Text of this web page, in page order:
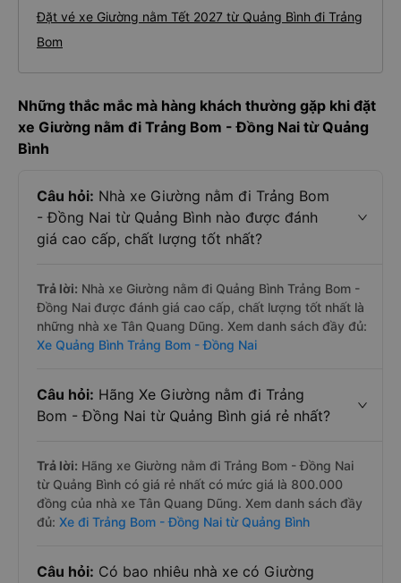
Đặt vé xe Giường nằm Tết 2027 từ Quảng Bình đi Trảng
Bom
Những thắc mắc mà hàng khách thường gặp khi đặt
xe Giường nằm đi Trảng Bom - Đồng Nai từ Quảng
Bình
Câu hỏi: Nhà xe Giường nằm đi Trảng Bom
- Đồng Nai từ Quảng Bình nào được đánh
giá cao cấp, chất lượng tốt nhất?
Trả lời: Nhà xe Giường nằm đi Quảng Bình Trảng Bom -
Đồng Nai được đánh giá cao cấp, chất lượng tốt nhất là
những nhà xe Tân Quang Dũng. Xem danh sách đầy đủ:
Xe Quảng Bình Trảng Bom - Đồng Nai
Câu hỏi: Hãng Xe Giường nằm đi Trảng
Bom - Đồng Nai từ Quảng Bình giá rẻ nhất?
Trả lời: Hãng xe Giường nằm đi Trảng Bom - Đồng Nai
từ Quảng Bình có giá rẻ nhất có mức giá là 800.000
đồng của nhà xe Tân Quang Dũng. Xem danh sách đầy
đủ: Xe đi Trảng Bom - Đồng Nai từ Quảng Bình
Câu hỏi: Có bao nhiêu nhà xe có Giường